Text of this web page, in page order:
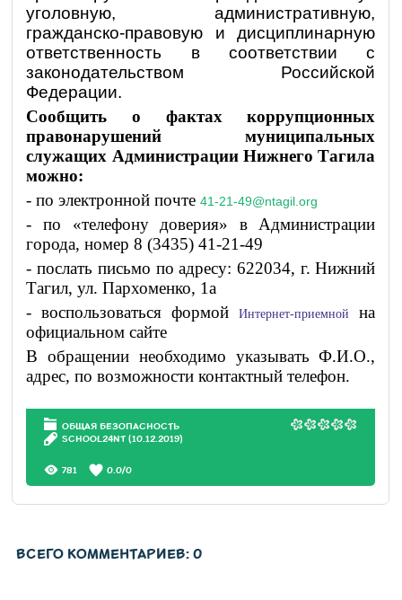
уголовную, административную,
гражданско-правовую и дисциплинарную
ответственность в соответствии с
законодательством Российской
Федерации.
Сообщить о фактах коррупционных
правонарушений муниципальных
служащих Администрации Нижнего Тагила
можно:
- по электронной почте41-21-49@ntagil.org
- по «телефону доверия» в Администрации
города, номер 8 (3435) 41-21-49
- послать письмо по адресу: 622034, г. Нижний
Тагил, ул. Пархоменко, 1а
- воспользоваться формойИнтернет-приемной
на
официальном сайте
В обращении необходимо указывать Ф.И.О.,
адрес, по возможности контактный телефон.
ОБЩАЯ БЕЗОПАСНОСТЬ
SCHOOL24NT (10.12.2019)
781 0.0/0
ВСЕГО КОММЕНТАРИЕВ:0